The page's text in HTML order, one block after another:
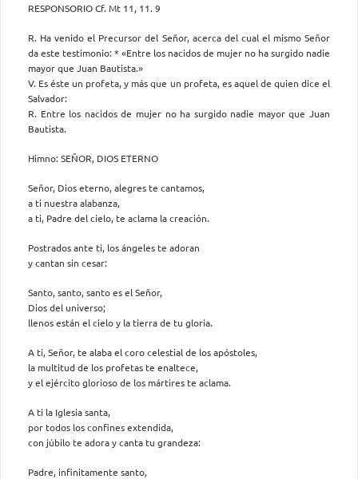
RESPONSORIO Cf. Mt 11, 11. 9
R. Ha venido el Precursor del Señor, acerca del cual el mismo Señor
da este testimonio: * «Entre los nacidos de mujer no ha surgido nadie
mayor que Juan Bautista.»
V. Es éste un profeta, y más que un profeta, es aquel de quien dice el
Salvador:
R. Entre los nacidos de mujer no ha surgido nadie mayor que Juan
Bautista.
Himno: SEÑOR, DIOS ETERNO
Señor, Dios eterno, alegres te cantamos,
a ti nuestra alabanza,
a ti, Padre del cielo, te aclama la creación.
Postrados ante ti, los ángeles te adoran
y cantan sin cesar:
Santo, santo, santo es el Señor,
Dios del universo;
llenos están el cielo y la tierra de tu gloria.
A ti, Señor, te alaba el coro celestial de los apóstoles,
la multitud de los profetas te enaltece,
y el ejército glorioso de los mártires te aclama.
A ti la Iglesia santa,
por todos los confines extendida,
con júbilo te adora y canta tu grandeza:
Padre, infinitamente santo,